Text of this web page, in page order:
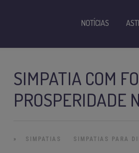
SIMPATIA COM
PROSPERIDADE
» SIMPATIAS SIMPATIAS PARA
NOTÍCIAS